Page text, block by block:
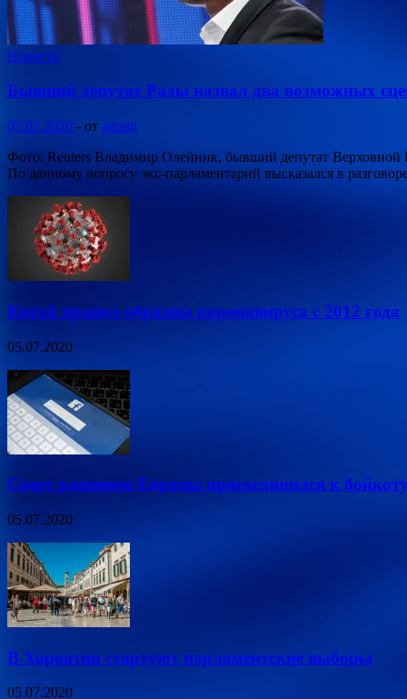
Новости
Бывший депутат Рады назвал два возможных
05.07.2020 - от admin
Фото: Reuters Владимир Олейник, бывший депутат Верховной
По данному вопросу экс-парламентарий высказался в
Китай хранил образцы коронавируса с 2012 года
05.07.2020
Совет раввинов Европы присоединился к
05.07.2020
В Хорватии стартуют парламентские выборы
05.07.2020